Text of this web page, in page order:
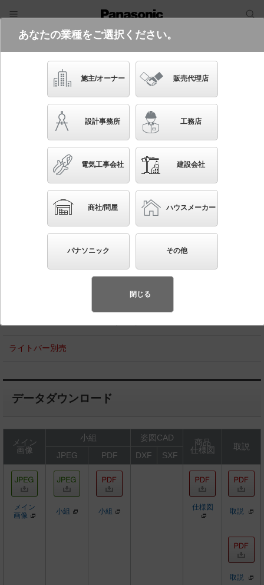
電気・建築設備（ビジネス）
フリーワード
品番・キーワード
NNLK42724J
天井埋込型 器具本体 連結右用
先端SSL商品※（長寿命・省電力のLEDを主照明にした、高品
ライトバー別売
データダウンロード
メイン
画像
小組 姿図CAD
商品
仕様図
取説
JPEG
PDF DXF SXF
メイン
画像
小組 小組 仕様図 取説
取説
あなたの業種をご選択ください。
施主/オーナー 販売代理店
設計事務所 工務店
電気工事会社 建設会社
商社/問屋 ハウスメーカー
パナソニック その他
閉じる